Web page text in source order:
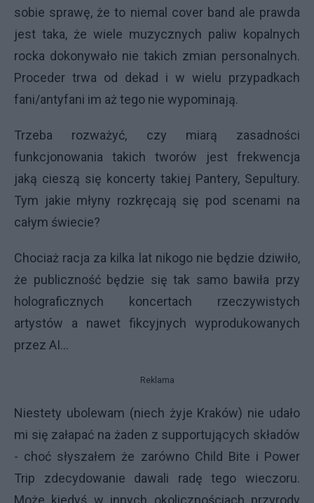
sobie sprawę, że to niemal cover band ale prawda
jest taka, że wiele muzycznych paliw kopalnych
rocka dokonywało nie takich zmian personalnych.
Proceder trwa od dekad i w wielu przypadkach
fani/antyfani im aż tego nie wypominają.
Trzeba rozważyć, czy miarą zasadności
funkcjonowania takich tworów jest frekwencja
jaką cieszą się koncerty takiej Pantery, Sepultury.
Tym jakie młyny rozkręcają się pod scenami na
całym świecie?
Chociaż racja za kilka lat nikogo nie będzie dziwiło,
że publiczność będzie się tak samo bawiła przy
holograficznych koncertach rzeczywistych
artystów a nawet fikcyjnych wyprodukowanych
przez AI...
Reklama
Niestety ubolewam (niech żyje Kraków) nie udało
mi się załapać na żaden z supportujących składów
- choć słyszałem że zarówno Child Bite i Power
Trip zdecydowanie dawali radę tego wieczoru.
Może kiedyś w innych okolicznościach przyrody